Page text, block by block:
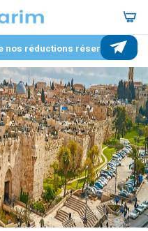
nos réductions réservées